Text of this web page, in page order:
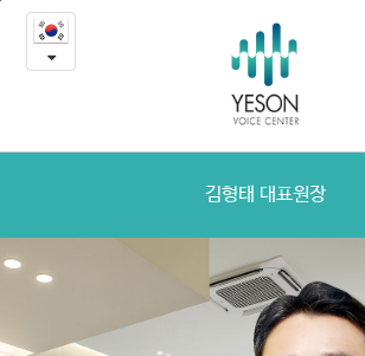
김
형
대
원
김형태 대표원장